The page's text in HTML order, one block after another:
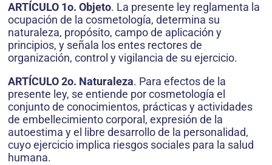
ARTÍCULO 1o. Objeto. La presente ley reglamenta la
ocupación de la cosmetología, determina su
naturaleza, propósito, campo de aplicación y
principios, y señala los entes rectores de
organización, control y vigilancia de su ejercicio.
ARTÍCULO 2o. Naturaleza. Para efectos de la
presente ley, se entiende por cosmetología el
conjunto de conocimientos, prácticas y actividades
de embellecimiento corporal, expresión de la
autoestima y el libre desarrollo de la personalidad,
cuyo ejercicio implica riesgos sociales para la salud
humana.